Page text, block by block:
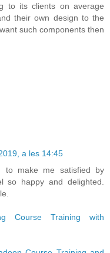
to its clients on average
their own design to the
such components then
a les 14:45
make me satisfied by
so happy and delighted.
Course Training with